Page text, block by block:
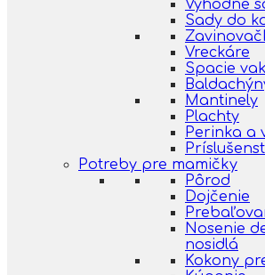
Výhodné
Sady do
Vreckáre
Spacie
Mantinely
Plachty
Perinka a
Potreby pre mamičky
Pôrod
Dojčenie
Nosenie
nosidlá
Kokony